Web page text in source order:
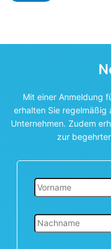
Mit einer Anmeldung
erhalten Sie regelmäßig
Unternehmen. Zudem
zur